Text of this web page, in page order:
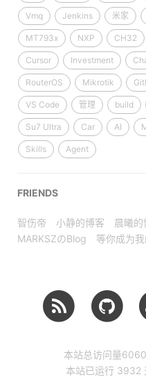
Vmq Jenkins 米家
MT793x NXP CH32
Cursor Investment
RouterOS Mikrotik
VS Code 管理 build
Su7 Ultra Car AI
Skills Agent
FRIENDS
智伤帝 小静的博客 晨曦的
MARKSZのBlog
等你成为
本站总访问量
本站已运行 3932